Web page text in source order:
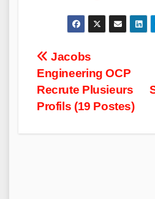
Post
navigation
Jacobs
Engineering OCP
Recrute Plusieurs
Profils (19 Postes)